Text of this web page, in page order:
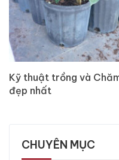
Kỹ thuật trồng và
đẹp nhất
CHUYÊN MỤC